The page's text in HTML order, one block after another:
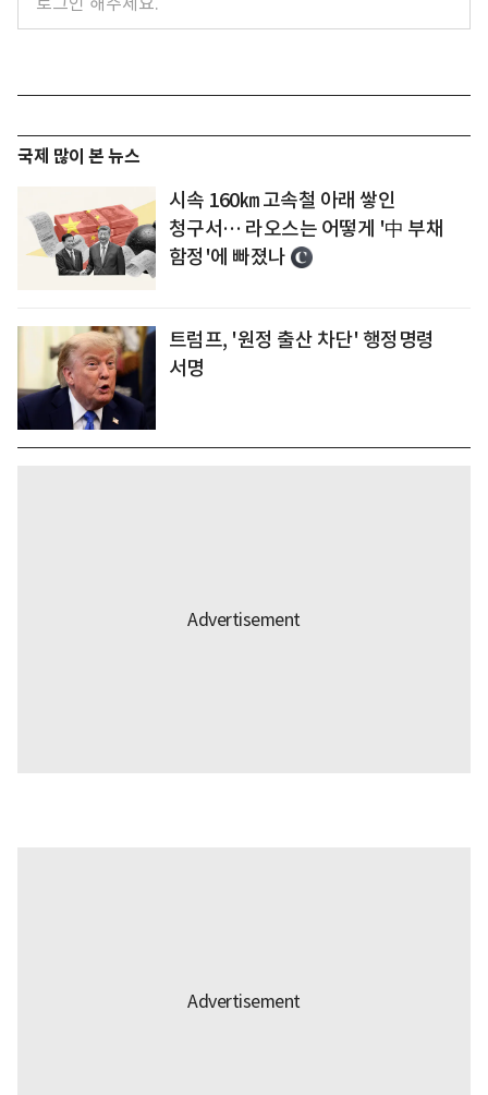
국제 많이 본 뉴스
시속 160㎞ 고속철 아래 쌓인
청구서… 라오스는 어떻게 '中 부채
함정'에 빠졌나
트럼프, '원정 출산 차단' 행정명령
서명